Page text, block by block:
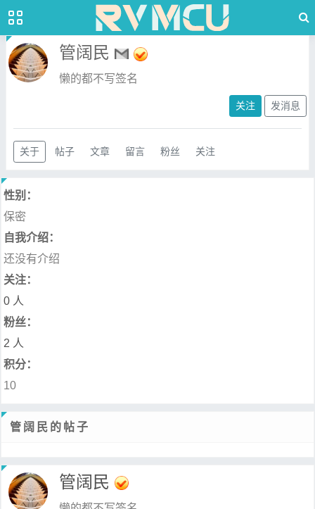
管阔民
懒的都不写签名
关注 发消息
关于 帖子 文章 留言 粉丝 关注
性别：
保密
自我介绍：
还没有介绍
关注：
0 人
粉丝：
2 人
积分：
10
管阔民的帖子
管阔民